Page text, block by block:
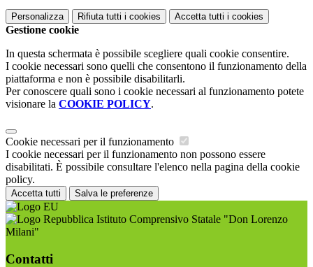
Personalizza Rifiuta tutti i cookies Accetta tutti i cookies
Gestione cookie
In questa schermata è possibile scegliere quali cookie consentire.
I cookie necessari sono quelli che consentono il funzionamento della
piattaforma e non è possibile disabilitarli.
Per conoscere quali sono i cookie necessari al funzionamento potete
visionare la COOKIE POLICY.
Cookie necessari per il funzionamento
I cookie necessari per il funzionamento non possono essere
disabilitati. È possibile consultare l'elenco nella pagina della cookie
policy.
Accetta tutti Salva le preferenze
Istituto Comprensivo Statale "Don Lorenzo
Milani"
Contatti